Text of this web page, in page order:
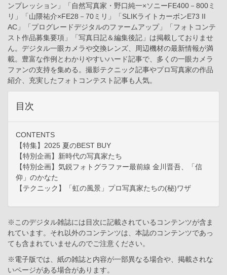
ンプレッション」「自然写真家・野口純一×ソニーFE400－800ミ
リ」「山隈祐介×FE28－70ミリ」「SLIKライトカーボンE73 II
AC」「プログレードデジタルのファームアップ」「フォトコンテ
スト作品募集要項」「写真日記＆編集後記」は掲載しておりませ
ん。デジタル一眼カメラや交換レンズ、周辺機材の最新情報が満
載。豊富な作例とわかりやすいハード記事で、多くの一眼カメラ
ファンの支持を集める。撮影テクニック記事やプロ写真家の作品
紹介、充実したフォトコンテスト記事も人気。
目次
CONTENTS
【特集】2025 夏のBEST BUY
【特別企画】新時代の写真家たち
【特別企画】気鋭フォトグラファー最前線 金川晋吾、「信
仰」のかなた
【テクニック】「虹の風景」プロ写真家たちの(秘)ワザ
※このデジタル雑誌には目次に記載されているコンテンツが含ま
れています。それ以外のコンテンツは、本誌のコンテンツであっ
ても含まれていませんのでご注意ください。
※電子版では、紙の雑誌と内容が一部異なる場合や、掲載されな
いページがある場合があります。